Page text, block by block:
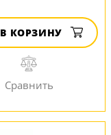
В КОРЗИНУ